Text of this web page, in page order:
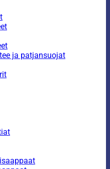
ja patjansuojat